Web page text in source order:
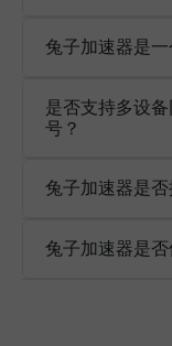
兔子加速器是
是否支持多设
号？
兔子加速器是
兔子加速器是